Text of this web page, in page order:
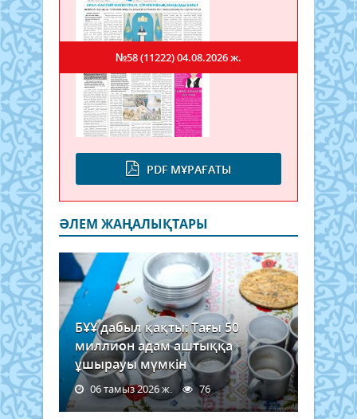
PDF МҰРАҒАТЫ
№58 (11222)04.08.2026 ж.
ӘЛЕМ ЖАҢАЛЫҚТАРЫ
БҰҰ дабыл қақты: Тағы 50
миллион адам аштыққа
ұшырауы мүмкін
06 тамыз 2026 ж. 76